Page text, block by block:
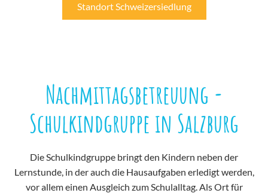
Standort Schweizersiedlung
Nachmittagsbetreuung -
Schulkindgruppe in Salzburg
Die Schulkindgruppe bringt den Kindern neben der
Lernstunde, in der auch die Hausaufgaben erledigt werden,
vor allem einen Ausgleich zum Schulalltag. Als Ort für